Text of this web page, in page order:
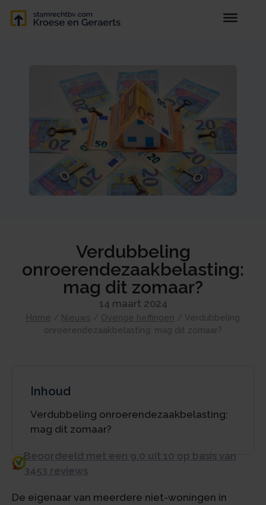
Verdubbeling
onroerendezaakbelasting:
mag dit zomaar?
14 maart 2024
Home / Nieuws / Overige heffingen / Verdubbeling
onroerendezaakbelasting: mag dit zomaar?
Inhoud
Verdubbeling onroerendezaakbelasting:
mag dit zomaar?
Beoordeeld met een 9.0 uit 10 op basis van
3453 reviews
De eigenaar van meerdere niet-woningen in